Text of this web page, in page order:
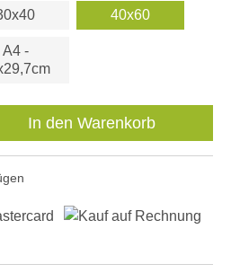
40x60
A4 -
den gewünschten
In den Warenkorb